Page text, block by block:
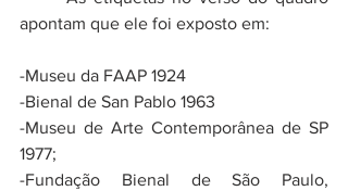
apontam que ele foi exposto em:
-Museu da FAAP 1924
-Bienal de San Pablo 1963
-Museu de Arte Contemporânea de SP
1977;
-Fundação Bienal de São Paulo,